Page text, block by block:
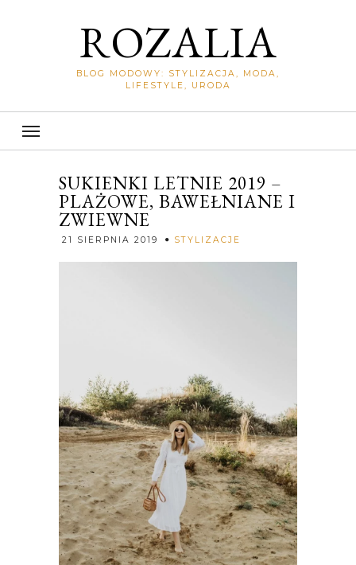
ROZALIA
BLOG MODOWY: STYLIZACJA, MODA,
LIFESTYLE, URODA
SUKIENKI LETNIE 2019 –
PLAŻOWE, BAWEŁNIANE I
ZWIEWNE
21 SIERPNIA 2019 STYLIZACJE